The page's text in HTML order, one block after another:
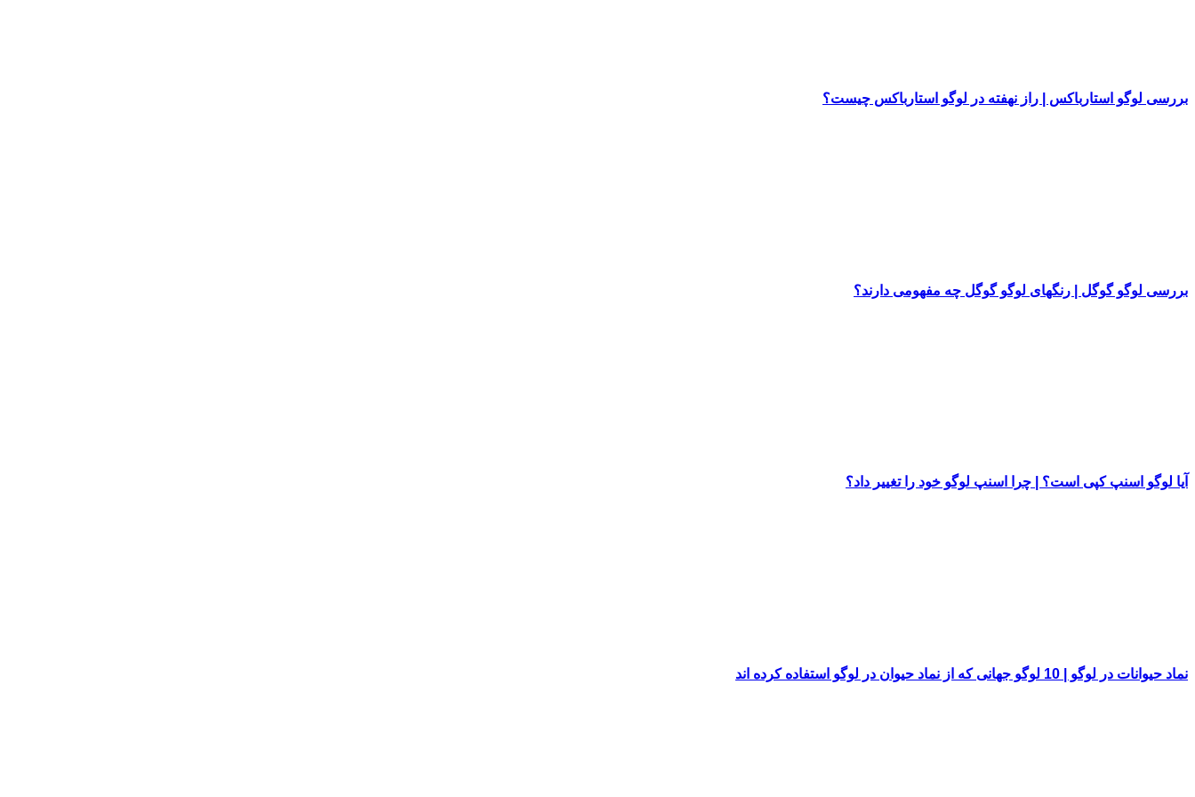
بررسی لوگو استارباکس | راز نهفته در لوگو استارباکس چیست؟
بررسی لوگو گوگل | رنگهای لوگو گوگل چه مفهومی دارند؟
آیا لوگو اسنپ کپی است؟ | چرا اسنپ لوگو خود را تغییر داد؟
نماد حیوانات در لوگو | 10 لوگو جهانی که از نماد حیوان در لوگو استفاده کرده اند